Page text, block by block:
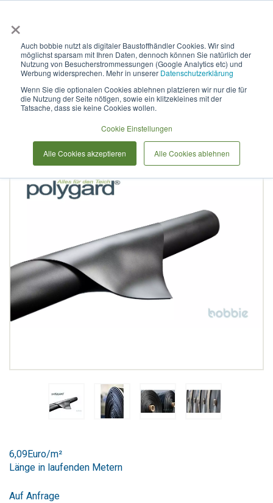
×
Auch bobbie nutzt als digitaler Baustoffhändler Cookies. Wir sind
möglichst sparsam mit Ihren Daten, dennoch können Sie natürlich der
Nutzung von Besucherstrommessungen (Google Analytics etc) und
Werbung widersprechen. Mehr in unserer Datenschutzerklärung
Wenn Sie die optionalen Cookies ablehnen platzieren wir nur die für
die Nutzung der Seite nötigen, sowie ein klitzekleines mit der
Tatsache, dass sie keine Cookies wollen.
Cookie Einstellungen
Alle Cookies akzeptieren Alle Cookies ablehnen
Polygard PVC Teichfolie
1,5mm schwarz
Bildergalerie
springen
der
Bildergalerie
6,09Euro/m²
Länge in laufenden Metern
Auf Anfrage